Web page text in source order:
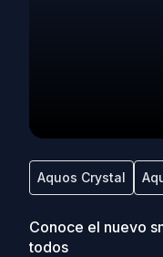
Aquos Crystal
Conoce el nuevo
todos